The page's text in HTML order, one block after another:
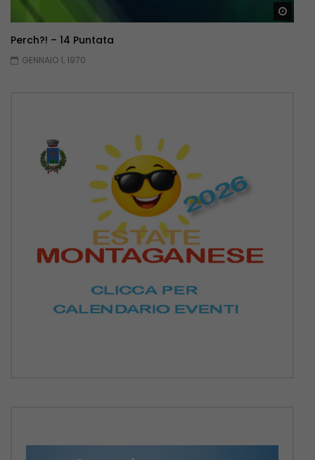
Perch?! – 14 Puntata
GENNAIO 1, 1970